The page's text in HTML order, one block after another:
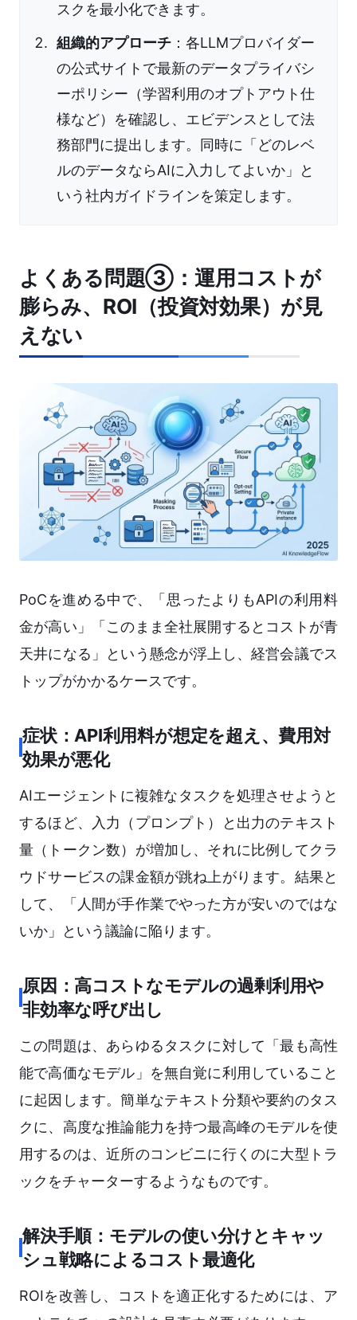
スクを最小化できます。
組織的アプローチ ：各LLMプロバイダー
の公式サイトで最新のデータプライバシ
ーポリシー（学習利用のオプトアウト仕
様など）を確認し、エビデンスとして法
務部門に提出します。同時に「どのレベ
ルのデータならAIに入力してよいか」と
いう社内ガイドラインを策定します。
よくある問題③：運用コストが
膨らみ、ROI（投資対効果）が見
えない
PoCを進める中で、「思ったよりもAPIの利用料
金が高い」「このまま全社展開するとコストが青
天井になる」という懸念が浮上し、経営会議でス
トップがかかるケースです。
症状：API利用料が想定を超え、費用対
効果が悪化
AIエージェントに複雑なタスクを処理させようと
するほど、入力（プロンプト）と出力のテキスト
量（トークン数）が増加し、それに比例してクラ
ウドサービスの課金額が跳ね上がります。結果と
して、「人間が手作業でやった方が安いのではな
いか」という議論に陥ります。
原因：高コストなモデルの過剰利用や
非効率な呼び出し
この問題は、あらゆるタスクに対して「最も高性
能で高価なモデル」を無自覚に利用していること
に起因します。簡単なテキスト分類や要約のタス
クに、高度な推論能力を持つ最高峰のモデルを使
用するのは、近所のコンビニに行くのに大型トラ
ックをチャーターするようなものです。
解決手順：モデルの使い分けとキャッ
シュ戦略によるコスト最適化
ROIを改善し、コストを適正化するためには、ア